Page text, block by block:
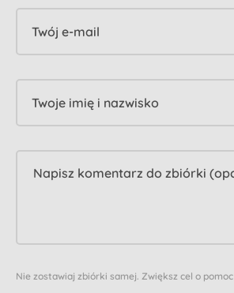
Twój e-mail
Twoje imię i nazwisko
Nie zostawiaj zbiórki samej. Zwiększ cel o pomoc